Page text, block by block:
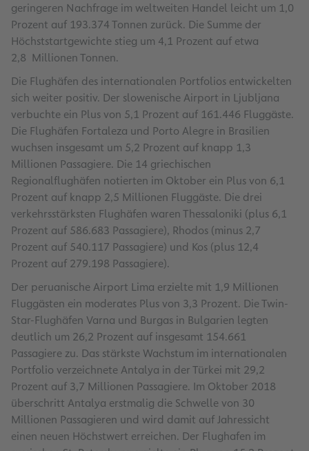
geringeren Nachfrage im weltweiten Handel leicht um 1,0
Prozent auf 193.374 Tonnen zurück. Die Summe der
Höchststartgewichte stieg um 4,1 Prozent auf etwa
2,8 Millionen Tonnen.
Die Flughäfen des internationalen Portfolios entwickelten
sich weiter positiv. Der slowenische Airport in Ljubljana
verbuchte ein Plus von 5,1 Prozent auf 161.446 Fluggäste.
Die Flughäfen Fortaleza und Porto Alegre in Brasilien
wuchsen insgesamt um 5,2 Prozent auf knapp 1,3
Millionen Passagiere. Die 14 griechischen
Regionalflughäfen notierten im Oktober ein Plus von 6,1
Prozent auf knapp 2,5 Millionen Fluggäste. Die drei
verkehrsstärksten Flughäfen waren Thessaloniki (plus 6,1
Prozent auf 586.683 Passagiere), Rhodos (minus 2,7
Prozent auf 540.117 Passagiere) und Kos (plus 12,4
Prozent auf 279.198 Passagiere).
Der peruanische Airport Lima erzielte mit 1,9 Millionen
Fluggästen ein moderates Plus von 3,3 Prozent. Die Twin-
Star-Flughäfen Varna und Burgas in Bulgarien legten
deutlich um 26,2 Prozent auf insgesamt 154.661
Passagiere zu. Das stärkste Wachstum im internationalen
Portfolio verzeichnete Antalya in der Türkei mit 29,2
Prozent auf 3,7 Millionen Passagiere. Im Oktober 2018
überschritt Antalya erstmalig die Schwelle von 30
Millionen Passagieren und wird damit auf Jahressicht
einen neuen Höchstwert erreichen. Der Flughafen im